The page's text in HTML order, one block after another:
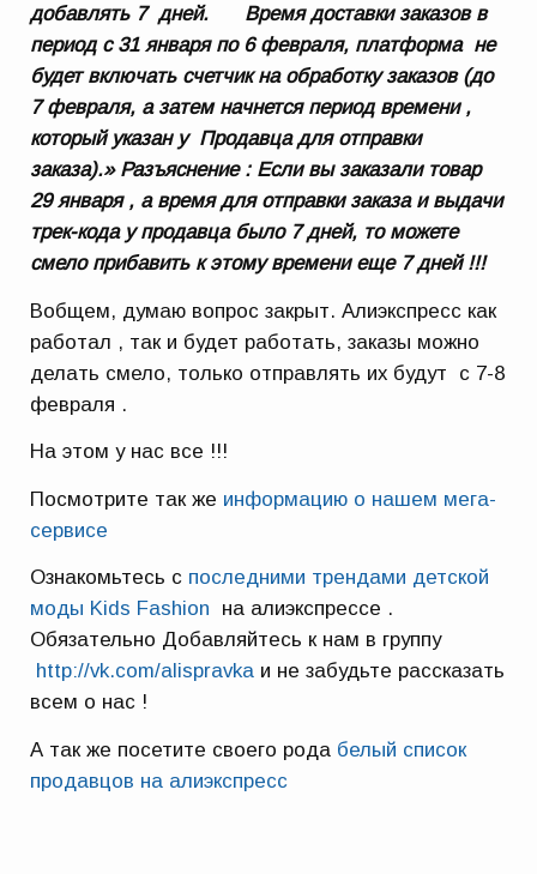
добавлять 7 дней. Время доставки заказов в
период с 31 января по 6 февраля, платформа не
будет включать счетчик на обработку заказов (до
7 февраля, а затем начнется период времени ,
который указан у Продавца для отправки
заказа).» Разъяснение : Если вы заказали товар
29 января , а время для отправки заказа и выдачи
трек-кода у продавца было 7 дней, то можете
смело прибавить к этому времени еще 7 дней !!!
Вобщем, думаю вопрос закрыт. Алиэкспресс как
работал , так и будет работать, заказы можно
делать смело, только отправлять их будут с 7-8
февраля .
На этом у нас все !!!
Посмотрите так же информацию о нашем мега-
сервисе
Ознакомьтесь с последними трендами детской
моды Kids Fashion
на алиэкспрессе .
Обязательно Добавляйтесь к нам в группу
http://vk.com/alispravka и не забудьте рассказать
всем о нас !
А так же посетите своего рода белый список
продавцов на алиэкспресс